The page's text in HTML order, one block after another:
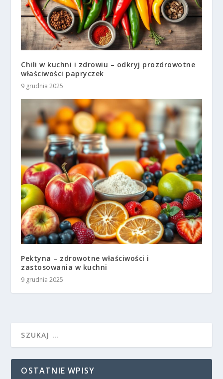
Chili w kuchni i zdrowiu – odkryj prozdrowotne
właściwości papryczek
9 grudnia 2025
Pektyna – zdrowotne właściwości i
zastosowania w kuchni
9 grudnia 2025
OSTATNIE WPISY